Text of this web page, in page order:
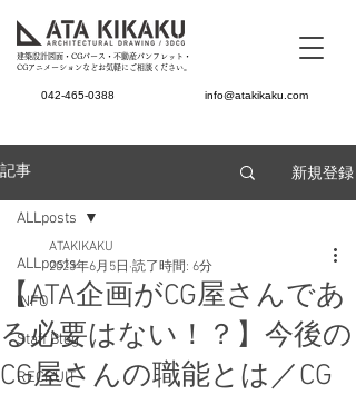
建築設計図面・CGパース・不動産パンフレット・
CGアニメーションなどお気軽にご相談ください。
042-465-0388 info@atakikaku.com
記事 新規登録
ALLposts
INFO
Staff Blog
RECRUIT
ALLposts
【ATA企画がCG屋さんであ
る必要はない！？】今後の
CG屋さんの職能とは／CG
ATAKIKAKU
2023年6月5日 読了時間: 6分